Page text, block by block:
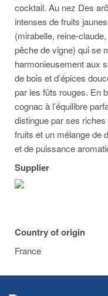
cocktail. Au nez Des
intenses de fruits
(mirabelle, reine-
pêche de vigne) qui se
harmonieusement aux
de bois et d’épices
par les fûts rouges. En
cognac à l’équilibre
distingue par ses
fruits et un mélange de
et de puissance
Supplier
Country of origin
France